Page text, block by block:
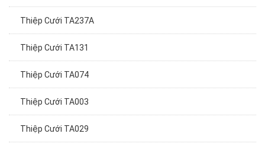
Thiệp Cưới TA237A
Thiệp Cưới TA131
Thiệp Cưới TA074
Thiệp Cưới TA003
Thiệp Cưới TA029